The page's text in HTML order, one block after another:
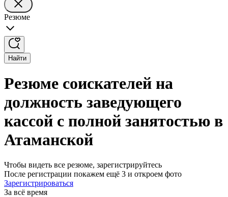
Резюме
Найти
Резюме соискателей на
должность заведующего
кассой с полной занятостью в
Атаманской
Чтобы видеть все резюме, зарегистрируйтесь
После регистрации покажем ещё 3 и откроем фото
Зарегистрироваться
За всё время